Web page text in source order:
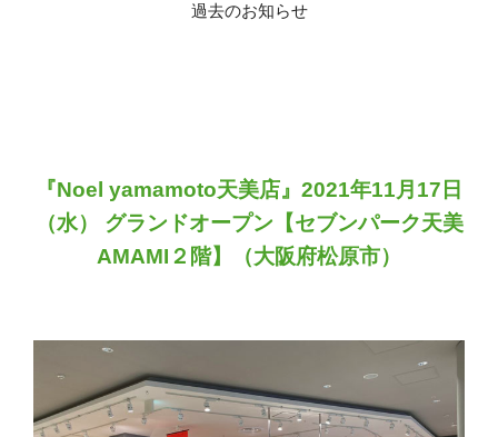
過去のお知らせ
『Noel yamamoto天美店』2021年11月17日
（水） グランドオープン 【セブンパーク天美
AMAMI２階】（大阪府松原市）